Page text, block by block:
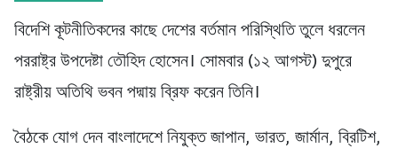
বিদেশি কূটনীতিকদের কাছে দেশের বর্তমান পরিস্থিতি তুলে ধরলেন
পররাষ্ট্র উপদেষ্টা তৌহিদ হোসেন। সোমবার (১২ আগস্ট) দুপুরে
রাষ্ট্রীয় অতিথি ভবন পদ্মায় ব্রিফ করেন তিনি।
বৈঠকে যোগ দেন বাংলাদেশে নিযুক্ত জাপান, ভারত, জার্মান, ব্রিটিশ,